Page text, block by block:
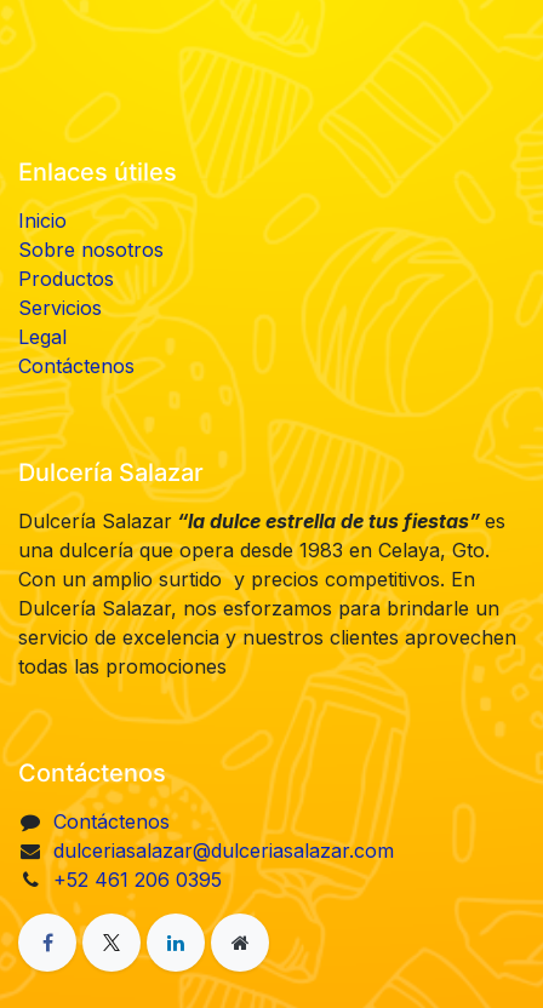
Enlaces útiles
Inicio
Sobre nosotros
Productos
Servicios
Legal
Contáctenos
Dulcería Salazar
Dulcería Salazar “la dulce estrella de tus fiestas” es
una dulcería que opera desde 1983 en Celaya, Gto.
Con un amplio surtido y precios competitivos. En
Dulcería Salazar, nos esforzamos para brindarle un
servicio de excelencia y nuestros clientes aprovechen
todas las promociones
Contáctenos
Contáctenos
dulceriasalazar@dulceriasalazar.com
+52 461 206 0395